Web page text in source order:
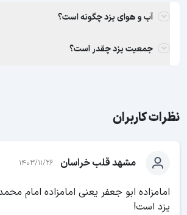
آب و هوای یزد چگونه است؟
جمعیت یزد چقدر است؟
نظرات کاربران
مشهد قلب خراسان 1403/11/26
امامزاده ابو جعفر یعنی امامزاده امام
یزد است!